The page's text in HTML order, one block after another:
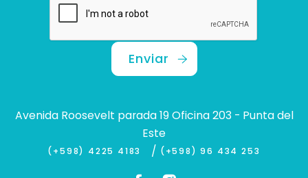
Enviar
Avenida Roosevelt parada 19 Oficina 203 - Punta del
Este
(+598) 4225 4183 / (+598) 96 434 253